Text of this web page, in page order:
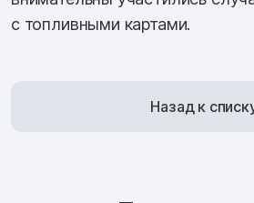
с топливными картами.
Назад к